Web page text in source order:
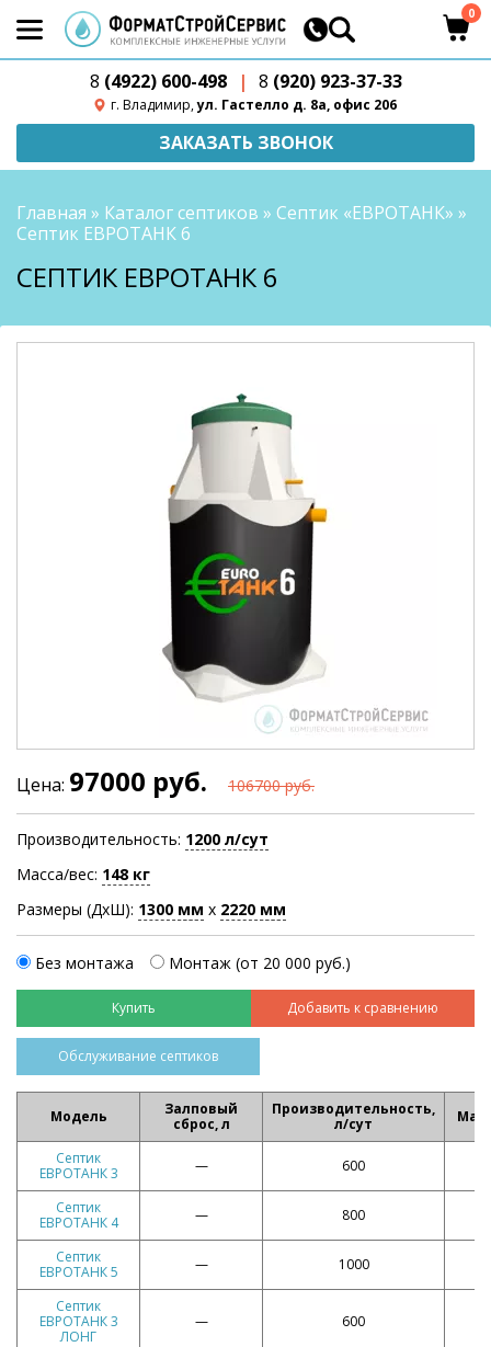
8 (4922) 600-498 | 8 (920) 923-37-33
г. Владимир,ул. Гастелло д. 8а, офис 206
0
ЗАКАЗАТЬ ЗВОНОК
Главная » Каталог септиков » Септик «ЕВРОТАНК» »
Септик ЕВРОТАНК 6
СЕПТИК ЕВРОТАНК 6
Цена: 97000 руб. 106700 руб.
Производительность: 1200 л/сут
Масса/вес: 148 кг
Размеры (ДхШ): 1300 мм х 2220 мм
Без монтажа Монтаж (от 20 000 руб.)
Добавить к сравнению
Обслуживание септиков
Модель
Залповый
сброс, л
Производительность,
л/сут
Септик
ЕВРОТАНК 3
— 600
Септик
ЕВРОТАНК 4
— 800
Септик
ЕВРОТАНК 5
— 1000
Септик
ЕВРОТАНК 3
ЛОНГ
— 600